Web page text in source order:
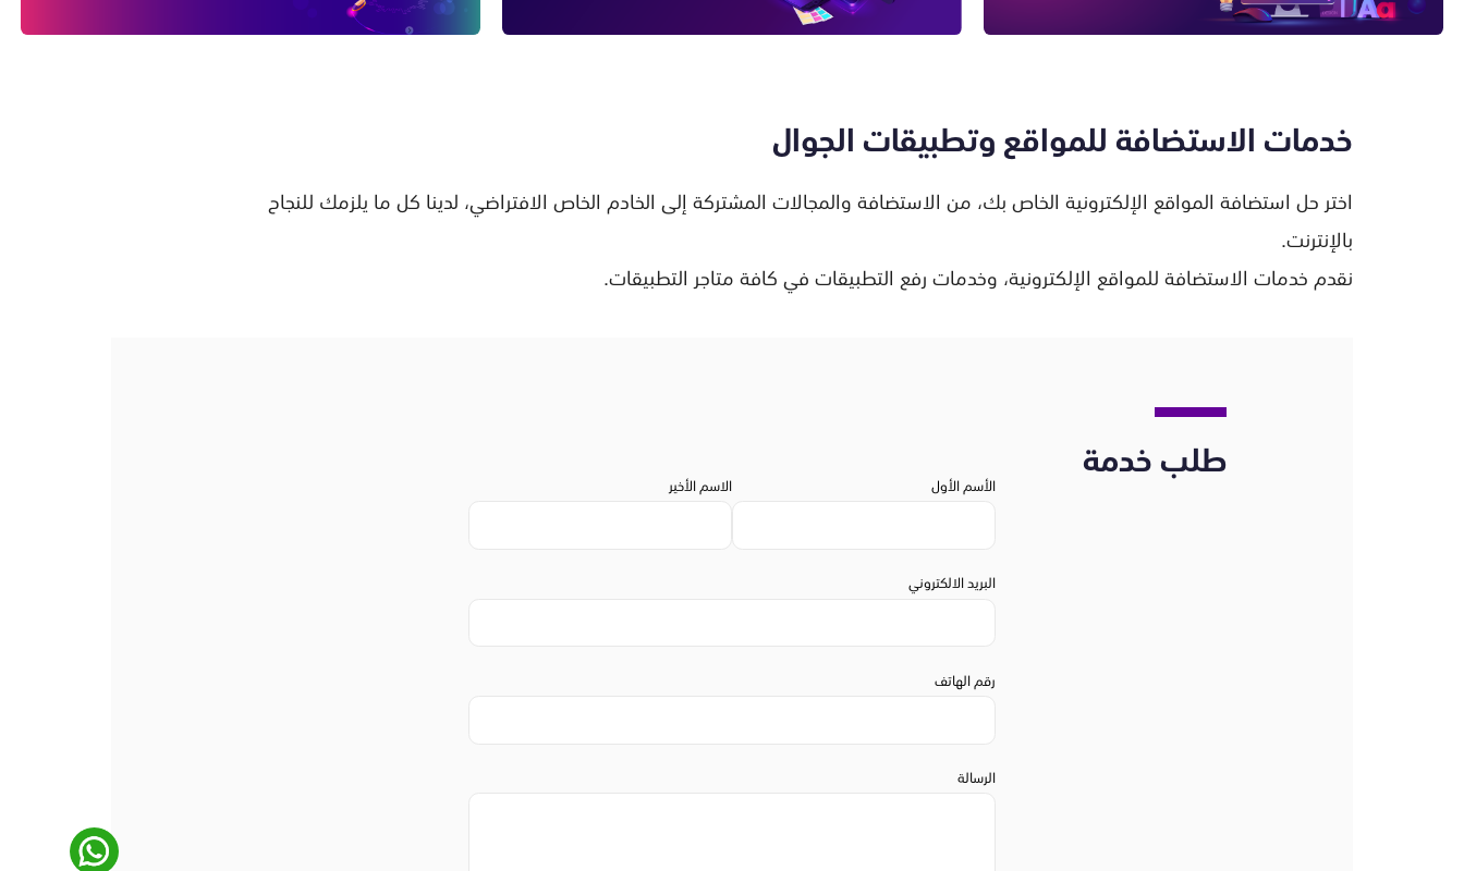
خدمات الاستضافة للمواقع وتطبيقات الجوال
اختر حل استضافة المواقع الإلكترونية الخاص بك، من الاستضافة والمجالات المشتركة إلى الخادم الخاص الافتراضي، لدينا كل ما يلزمك للنجاح
بالإنترنت.
نقدم خدمات الاستضافة للمواقع الإلكترونية، وخدمات رفع التطبيقات في كافة متاجر التطبيقات.
طلب خدمة الأسم الأول الاسم الأخير
البريد الالكتروني
رقم الهاتف
الرسالة